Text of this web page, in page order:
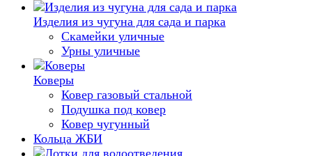
Изделия из чугуна для сада и парка
Скамейки уличные
Урны уличные
Коверы
Ковер газовый стальной
Подушка под ковер
Ковер чугунный
Кольца ЖБИ